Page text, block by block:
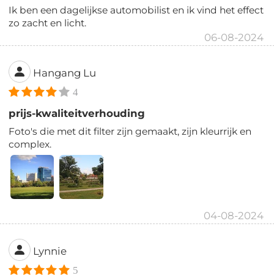
Ik ben een dagelijkse automobilist en ik vind het effect
zo zacht en licht.
06-08-2024
Hangang Lu
4
prijs-kwaliteitverhouding
Foto's die met dit filter zijn gemaakt, zijn kleurrijk en
complex.
04-08-2024
Lynnie
5